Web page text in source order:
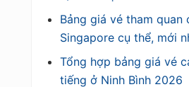
Bảng giá vé tham quan
Singapore cụ thể, mới
Tổng hợp bảng giá vé
tiếng ở Ninh Bình 2026